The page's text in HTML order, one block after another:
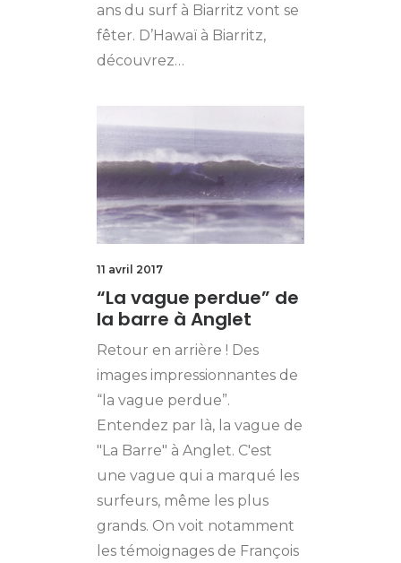
ans du surf à Biarritz vont se
fêter. D’Hawaï à Biarritz,
découvrez…
11 avril 2017
“La vague perdue” de
la barre à Anglet
Retour en arrière ! Des
images impressionnantes de
“la vague perdue”.
Entendez par là, la vague de
"La Barre" à Anglet. C'est
une vague qui a marqué les
surfeurs, même les plus
grands. On voit notamment
les témoignages de François